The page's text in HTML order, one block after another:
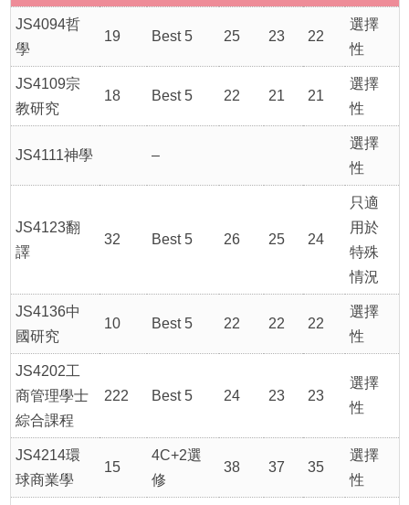
JS4094哲
學
19 Best 5 25 23 22
選擇
性
JS4109宗
教研究
18 Best 5 22 21 21
選擇
性
JS4111神學 –
選擇
性
JS4123翻
譯
32 Best 5 26 25 24
只適
用於
特殊
情況
JS4136中
國研究
10 Best 5 22 22 22
選擇
性
JS4202工
商管理學士
綜合課程
222 Best 5 24 23 23
選擇
性
JS4214環
球商業學
15
4C+2選
修
38 37 35
選擇
性